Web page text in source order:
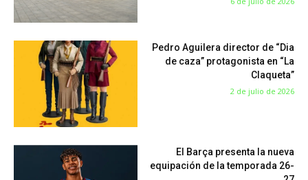
Pedro Aguilera director de “Dia
de caza” protagonista en “La
Claqueta”
2 de julio de 2026
El Barça presenta la nueva
equipación de la temporada 26-